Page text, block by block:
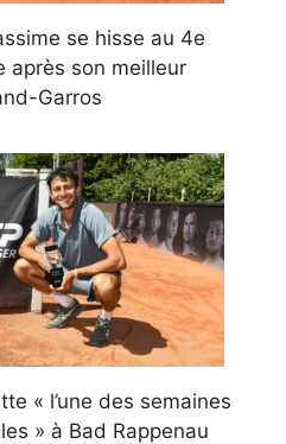
se hisse au 4e
après son meilleur
Garros
« l’une des semaines
» à Bad Rappenau